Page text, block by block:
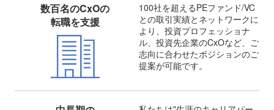
数百名のCxOの
転職を支援
100社を超えるPEファンド/VC
との取引実績とネットワークに
より、投資プロフェッショナ
ル、投資先企業のCxOなど、ご
志向に合わせたポジションのご
提案が可能です。